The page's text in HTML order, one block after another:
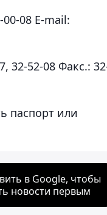
00-08 E-mail:
32-52-08 Факс.:
паспорт или
в Google, чтобы
новости первым